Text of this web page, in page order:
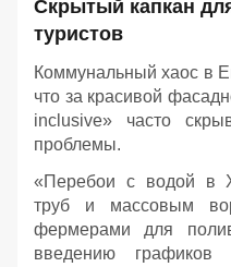
Скрытый капкан
туристов
Коммунальный хаос в
что за красивой
inclusive» часто
проблемы.
«Перебои с водой в
труб и массовым
фермерами для
введению